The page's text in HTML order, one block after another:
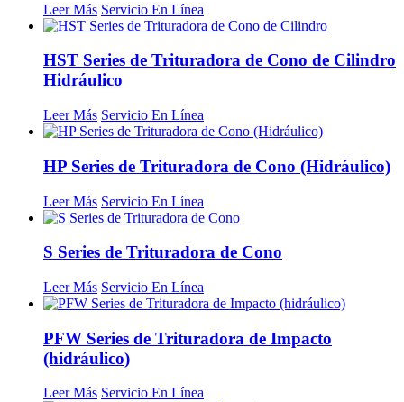
Leer Más Servicio En Línea
HST Series de Trituradora de Cono de Cilindro
Hidráulico
Leer Más Servicio En Línea
HP Series de Trituradora de Cono (Hidráulico)
Leer Más Servicio En Línea
S Series de Trituradora de Cono
Leer Más Servicio En Línea
PFW Series de Trituradora de Impacto
(hidráulico)
Leer Más Servicio En Línea